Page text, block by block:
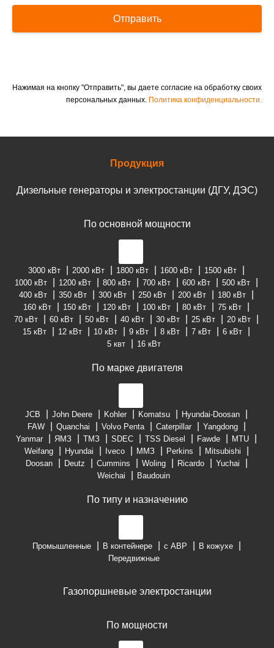
Отправить
Нажимая на кнопку "Отправить", вы даете согласие на обработку своих
персональных данных. Политика конфиденциальности.
Продукция
Дизельные генераторы и электростанции (ДГУ, ДЭС)
По основной мощности
3000 кВт 2000 кВт 1800 кВт 1600 кВт
1500 кВт
1000 кВт
1200 кВт 800 кВт 700 кВт 600 кВт
500 кВт
400 кВт
350 кВт 300 кВт 250 кВт 200 кВт
180 кВт
160 кВт
150 кВт 120 кВт 100 кВт 80 кВт
75 кВт
70 кВт
60 кВт 50 кВт 40 кВт 30 кВт 25 кВт
20 кВт
15 кВт
12 кВт 10 кВт 9 кВт 8 кВт 7 кВт
6 кВт
5 квт
16 кВт
По марке двигателя
JCB John Deere Kohler Komatsu
Hyundai-Doosan
FAW
Quanchai Volvo Penta Caterpillar
Yangdong
Yanmar
ЯМЗ ТМЗ SDEC TSS Diesel Fawde
MTU
Weifang
Hyundai Iveco ММЗ Perkins
Mitsubishi
Doosan
Deutz Cummins Woling Ricardo
Yuchai
Weichai
Baudouin
По типу и назначению
Промышленные В контейнере с АВР
В кожухе
Передвижные
Газопоршневые электростанции
По мощности